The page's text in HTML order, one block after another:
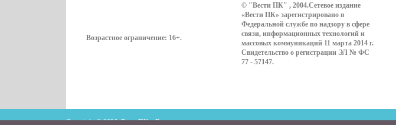
Возрастное ограничение: 16+.
© "Вести ПК" , 2004.Сетевое издание
«Вести ПК» зарегистрировано в
Федеральной службе по надзору в сфере
связи, информационных технологий и
массовых коммуникаций 11 марта 2014 г.
Свидетельство о регистрации ЭЛ № ФС
77 - 57147.
Copyright © 2026. ВестиПК в Воронеже